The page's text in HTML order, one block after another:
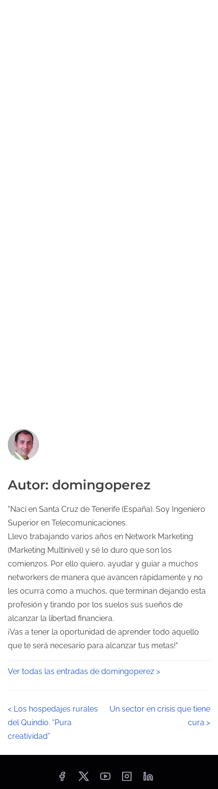
Autor: domingoperez
"Nací en Santa Cruz de Tenerife (España). Soy Ingeniero
Superior en Telecomunicaciones.
Llevo trabajando varios años en Network Marketing
(Marketing Multinivel) y sé lo duro que son los
comienzos. Por ello quiero, ayudar y guiar a muchos
networkers de manera que avancen rápidamente y no
les ocurra como a muchos, que terminan dejando esta
profesión y tirando por los suelos sus sueños de
alcanzar la libertad financiera.
¡Vas a tener la oportunidad de aprender todo aquello
que te será necesario para alcanzar tus metas!"
Ver todas las entradas de domingoperez >
N
a
< Los hospedajes rurales
del Quindío. “Pura
creatividad”
Un sector en crisis que tiene
cura >